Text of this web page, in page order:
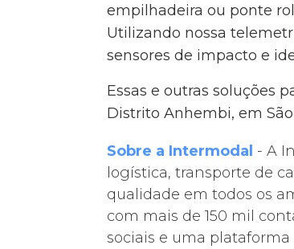
empilhadeira ou ponte
Utilizando nossa
sensores de impacto e
Essas e outras soluções
Distrito Anhembi, em
Sobre a Intermodal - A
logística, transporte de
qualidade em todos os
com mais de 150 mil
sociais e uma